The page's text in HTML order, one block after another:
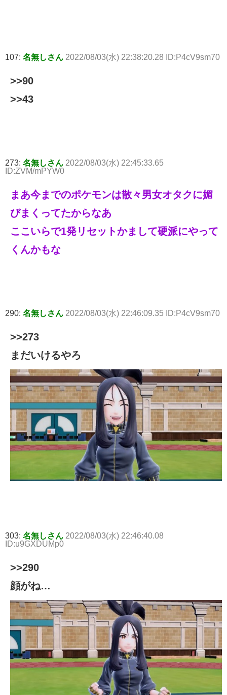
107: 名無しさん 2022/08/03(水) 22:38:20.28 ID:P4cV9sm70
>>90
>>43
273: 名無しさん 2022/08/03(水) 22:45:33.65
ID:ZVM/mPYW0
まあ今までのポケモンは散々男女オタクに媚
びまくってたからなあ
ここいらで1発リセットかまして硬派にやって
くんかもな
290: 名無しさん 2022/08/03(水) 22:46:09.35 ID:P4cV9sm70
>>273
まだいけるやろ
303: 名無しさん 2022/08/03(水) 22:46:40.08
ID:u9GXDUMp0
>>290
顔がね…